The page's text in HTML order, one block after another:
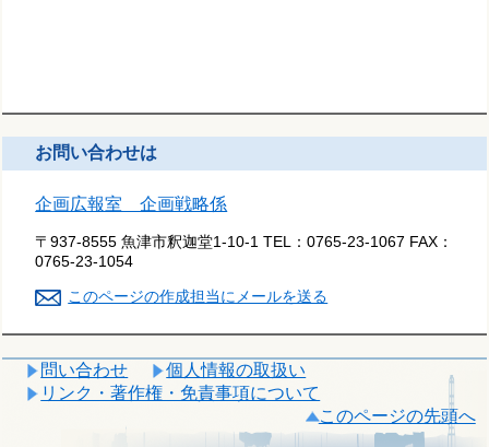
お問い合わせは
企画広報室 企画戦略係
〒937-8555 魚津市釈迦堂1-10-1 TEL：0765-23-1067 FAX：
0765-23-1054
このページの作成担当にメールを送る
問い合わせ
個人情報の取扱い
リンク・著作権・免責事項について
このページの先頭へ